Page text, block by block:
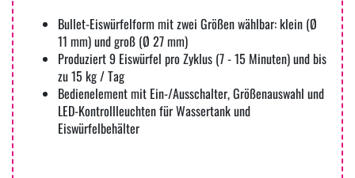
Bullet-Eiswürfelform mit zwei Größen wählbar: klein (Ø
11 mm) und groß (Ø 27 mm)
Produziert 9 Eiswürfel pro Zyklus (7 - 15 Minuten) und bis
zu 15 kg / Tag
Bedienelement mit Ein-/Ausschalter, Größenauswahl und
LED-Kontrollleuchten für Wassertank und
Eiswürfelbehälter